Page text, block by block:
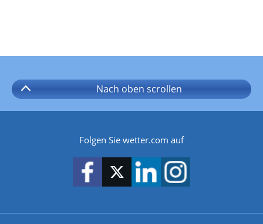
Nach oben scrollen
Folgen Sie wetter.com auf